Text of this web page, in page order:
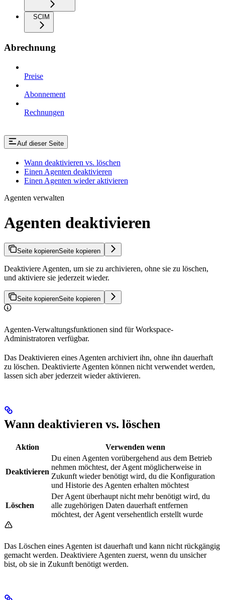
SCIM
Abrechnung
Preise
Abonnement
Rechnungen
Auf dieser Seite
Wann deaktivieren vs. löschen
Einen Agenten deaktivieren
Einen Agenten wieder aktivieren
Agenten verwalten
Agenten deaktivieren
Seite kopierenSeite kopieren
Deaktiviere Agenten, um sie zu archivieren, ohne sie zu löschen,
und aktiviere sie jederzeit wieder.
Seite kopierenSeite kopieren
Agenten-Verwaltungsfunktionen sind für Workspace-
Administratoren verfügbar.
Das Deaktivieren eines Agenten archiviert ihn, ohne ihn dauerhaft
zu löschen. Deaktivierte Agenten können nicht verwendet werden,
lassen sich aber jederzeit wieder aktivieren.
Wann deaktivieren vs. löschen
Aktion Verwenden wenn
Deaktivieren
Du einen Agenten vorübergehend aus dem Betrieb
nehmen möchtest, der Agent möglicherweise in
Zukunft wieder benötigt wird, du die Konfiguration
und Historie des Agenten erhalten möchtest
Löschen
Der Agent überhaupt nicht mehr benötigt wird, du
alle zugehörigen Daten dauerhaft entfernen
möchtest, der Agent versehentlich erstellt wurde
Das Löschen eines Agenten ist dauerhaft und kann nicht rückgängig
gemacht werden. Deaktiviere Agenten zuerst, wenn du unsicher
bist, ob sie in Zukunft benötigt werden.